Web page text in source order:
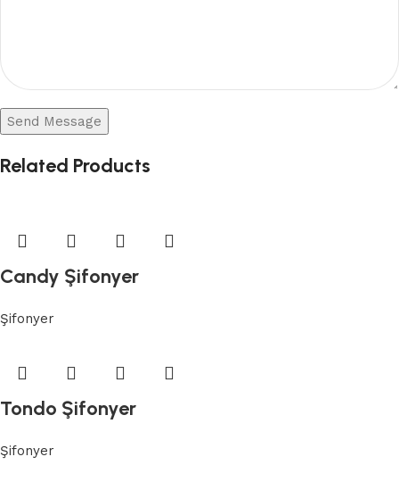
Related Products
Candy Şifonyer
Şifonyer
Tondo Şifonyer
Şifonyer